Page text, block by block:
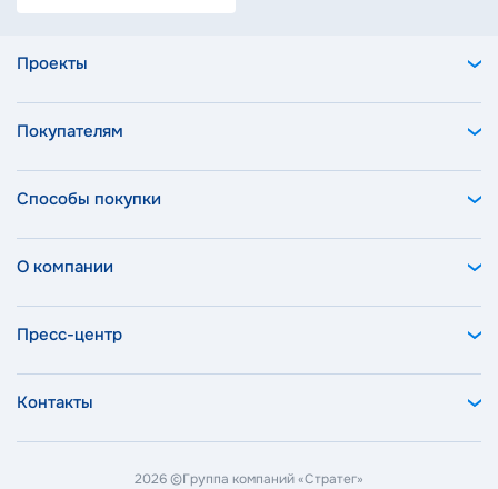
Проекты
Покупателям
Способы покупки
О компании
Пресс-центр
Контакты
2026 ©Группа компаний «Стратег»